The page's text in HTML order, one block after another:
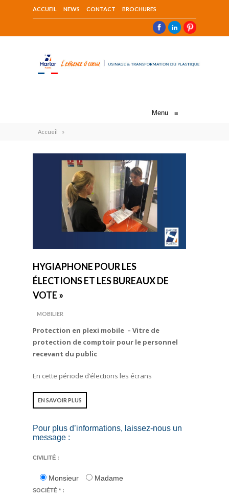
ACCUEIL NEWS CONTACT BROCHURES
Menu ≡
Accueil »
HYGIAPHONE POUR LES
ÉLECTIONS ET LES BUREAUX DE
VOTE »
MOBILIER
Protection en plexi mobile – Vitre de
protection de comptoir pour le personnel
recevant du public
En cette période d’élections les écrans
EN SAVOIR PLUS
Pour plus d’informations, laissez-nous un
message :
CIVILITÉ :
Monsieur Madame
SOCIÉTÉ * :